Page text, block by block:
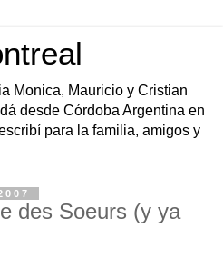
Monica, Mauricio y Cristian
desde Córdoba Argentina en
para la familia, amigos y
des Soeurs (y ya